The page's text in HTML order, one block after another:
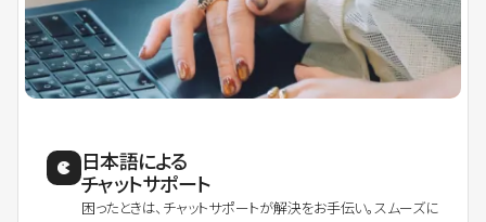
日本語による
チャットサポート
困ったときは、チャットサポートが解決をお手伝い。スムーズに